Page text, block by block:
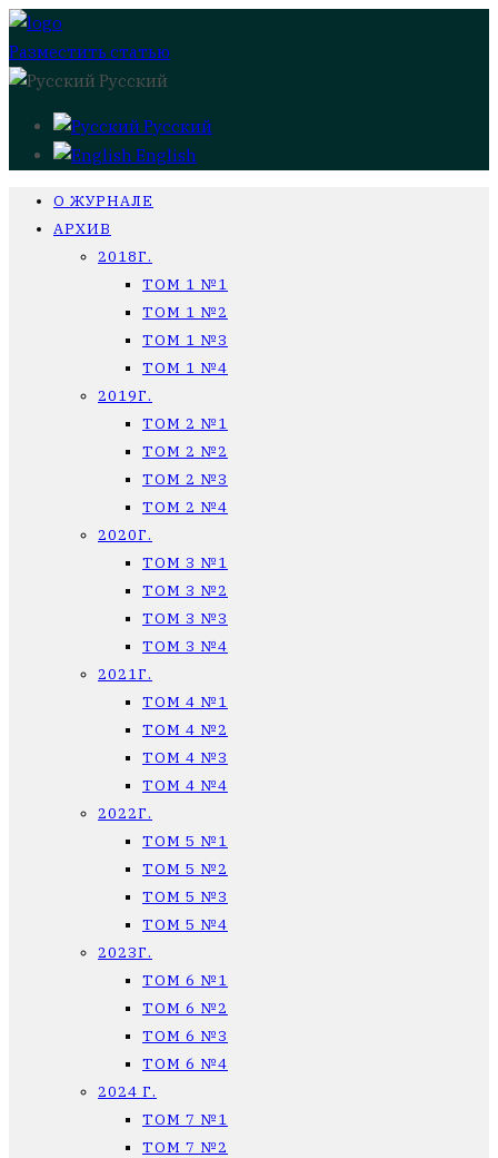
Разместить статью
Русский
Русский
English
О ЖУРНАЛЕ
АРХИВ
2018Г.
ТОМ 1 №1
ТОМ 1 №2
ТОМ 1 №3
ТОМ 1 №4
2019Г.
ТОМ 2 №1
ТОМ 2 №2
ТОМ 2 №3
ТОМ 2 №4
2020Г.
ТОМ 3 №1
ТОМ 3 №2
ТОМ 3 №3
ТОМ 3 №4
2021Г.
ТОМ 4 №1
ТОМ 4 №2
ТОМ 4 №3
ТОМ 4 №4
2022Г.
ТОМ 5 №1
ТОМ 5 №2
ТОМ 5 №3
ТОМ 5 №4
2023Г.
ТОМ 6 №1
ТОМ 6 №2
ТОМ 6 №3
ТОМ 6 №4
2024 Г.
ТОМ 7 №1
ТОМ 7 №2